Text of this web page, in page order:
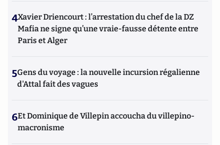
4Xavier Driencourt : l’arrestation du chef de la DZ
Mafia ne signe qu’une vraie-fausse détente entre
Paris et Alger
5Gens du voyage : la nouvelle incursion régalienne
d'Attal fait des vagues
6Et Dominique de Villepin accoucha du villepino-
macronisme